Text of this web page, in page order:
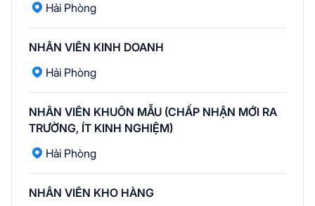
Hải Phòng
NHÂN VIÊN KINH DOANH
Hải Phòng
NHÂN VIÊN KHUÔN MẪU (CHẤP NHẬN MỚI RA
TRƯỜNG, ÍT KINH NGHIỆM)
Hải Phòng
NHÂN VIÊN KHO HÀNG